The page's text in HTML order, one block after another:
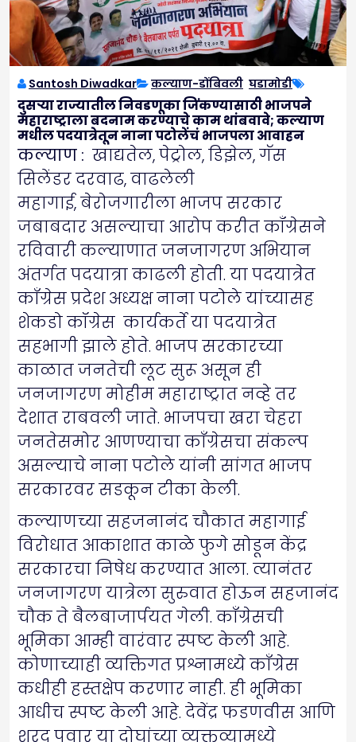
Santosh Diwadkar कल्याण-डोंबिवली घडामोडी
दुसऱ्या राज्यातील निवडणूका जिंकण्यासाठी भाजपने
महाराष्ट्राला बदनाम करण्याचे काम थांबवावे; कल्याण
मधील पदयात्रेतून नाना पटोलेंचं भाजपला आवाहन
कल्याण : खाद्यतेल, पेट्रोल, डिझेल, गॅस
सिलेंडर दरवाढ, वाढलेली
महागाई, बेरोजगारीला भाजप सरकार
जबाबदार असल्याचा आरोप करीत कॉंग्रेसने
रविवारी कल्याणात जनजागरण अभियान
अंतर्गत पदयात्रा काढली होती. या पदयात्रेत
काँग्रेस प्रदेश अध्यक्ष नाना पटोले यांच्यासह
शेकडो कॉग्रेस कार्यकर्ते या पदयात्रेत
सहभागी झाले होते. भाजप सरकारच्या
काळात जनतेची लूट सुरू असून ही
जनजागरण मोहीम महाराष्ट्रात नव्हे तर
देशात राबवली जाते. भाजपचा खरा चेहरा
जनतेसमोर आणण्याचा काँग्रेसचा संकल्प
असल्याचे नाना पटोले यांनी सांगत भाजप
सरकारवर सडकून टीका केली.
कल्याणच्या सहजनानंद चौकात महागाई
विरोधात आकाशात काळे फुगे सोडून केंद्र
सरकारचा निषेध करण्यात आला. त्यानंतर
जनजागरण यात्रेला सुरुवात होऊन सहजानंद
चौक ते बैलबाजार्पयत गेली. काँग्रेसची
भूमिका आम्ही वारंवार स्पष्ट केली आहे.
कोणाच्याही व्यक्तिगत प्रश्नामध्ये काँग्रेस
कधीही हस्तक्षेप करणार नाही. ही भूमिका
आधीच स्पष्ट केली आहे. देवेंद्र फडणवीस आणि
शरद पवार या दोघांच्या व्यक्तव्यामध्ये